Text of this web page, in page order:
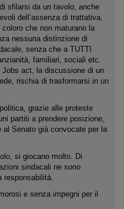
sfilarsi da un tavolo, anche
dell’assenza di trattativa,
che non maturano la
nessuna distinzione di
senza che a TUTTI
familiari, sociali etc.
Jobs act, la discussione di un
rischia di trasformarsi in un
grazie alle proteste
partiti a prendere posizione,
al Senato già convocate per la
si giocano molto. Di
sindacali ne sono
e senza impegni per il